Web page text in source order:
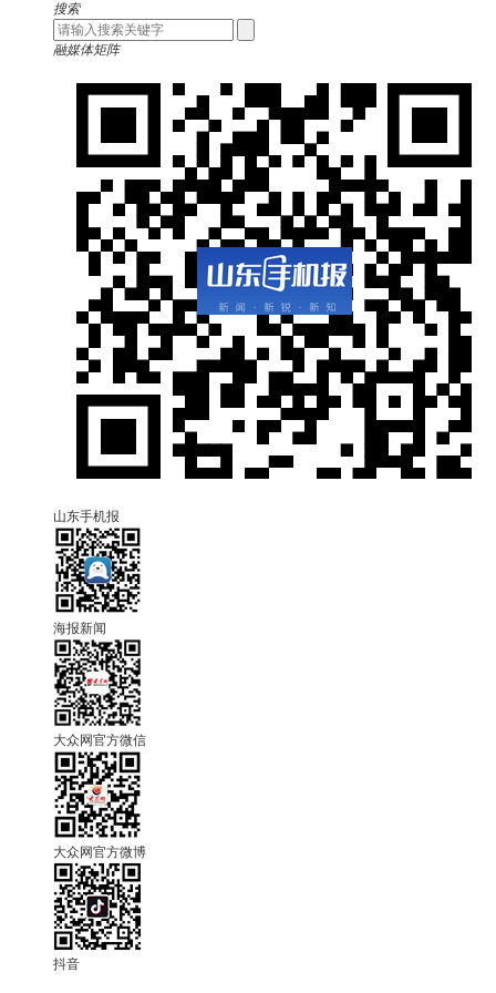
搜索
融媒体矩阵
山东手机报
海报新闻
大众网官方微信
大众网官方微博
抖音